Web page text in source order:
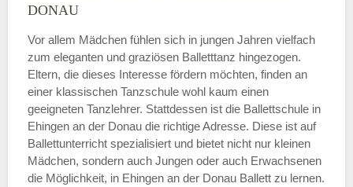
Freitag
—
ÖFFNUNGSZEITEN HINZUFÜGEN
DONAU
Vor allem Mädchen fühlen sich in jungen Jahren vielfach
zum eleganten und graziösen Balletttanz hingezogen.
Eltern, die dieses Interesse fördern möchten, finden an
einer klassischen Tanzschule wohl kaum einen
geeigneten Tanzlehrer. Stattdessen ist die Ballettschule in
Ehingen an der Donau die richtige Adresse. Diese ist auf
Ballettunterricht spezialisiert und bietet nicht nur kleinen
Mädchen, sondern auch Jungen oder auch Erwachsenen
die Möglichkeit, in Ehingen an der Donau Ballett zu lernen.